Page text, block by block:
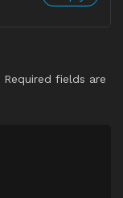
Required fields are